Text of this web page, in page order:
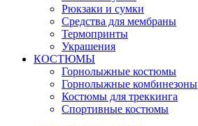
Рюкзаки и сумки
Средства для мембраны
Термопринты
Украшения
КОСТЮМЫ
Горнолыжные костюмы
Горнолыжные комбинезоны
Костюмы для треккинга
Спортивные костюмы